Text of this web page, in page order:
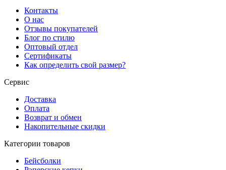
Контакты
О нас
Отзывы покупателей
Блог по стилю
Оптовый отдел
Сертификаты
Как определить свой размер?
Сервис
Доставка
Оплата
Возврат и обмен
Накопительные скидки
Категории товаров
Бейсболки